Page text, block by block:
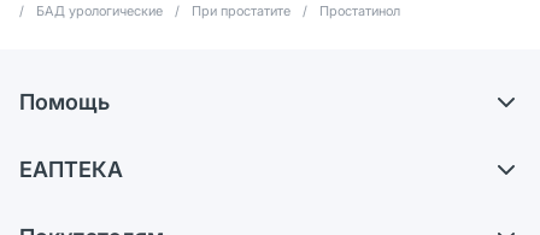
/
БАД урологические / При простатите / Простатинол
Помощь
Самовывоз из аптек
ЕАПТЕКА